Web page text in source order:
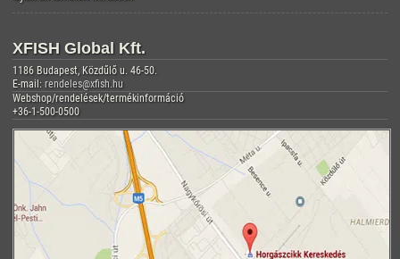
XFISH Global Kft.
1186 Budapest, Közdűlő u. 46-50.
E-mail: rendeles@xfish.hu
Webshop/rendelések/termékinformáció
+36-1-500-0500